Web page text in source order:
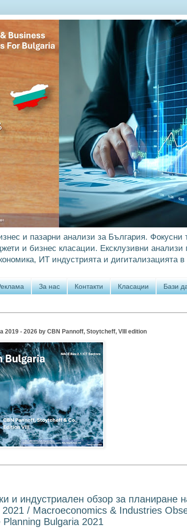
и пазарни анализи за България.
и бизнес класации. Ексклузивни
ИТ индустрията и дигитализацията
За нас Контакти Класации Бази
2019 - 2026 by CBN Pannoff, Stoytcheff, VIII edition
и индустриален обзор за планиране
2021 / Macroeconomics & Industries
Bulgaria 2021